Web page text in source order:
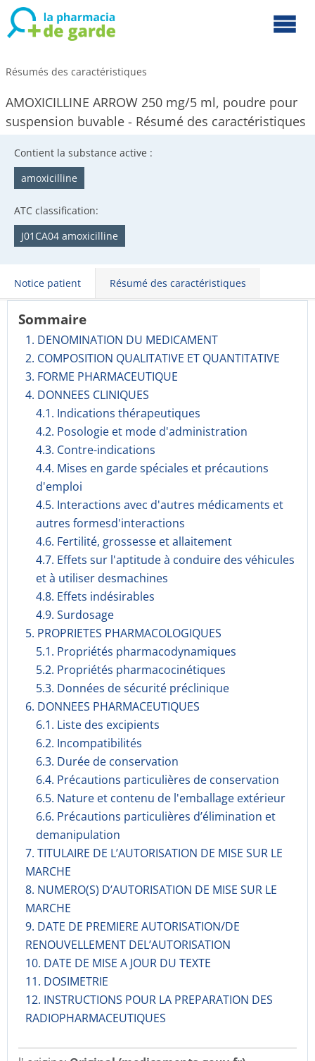
Résumés des caractéristiques
AMOXICILLINE ARROW 250 mg/5 ml, poudre pour
suspension buvable - Résumé des caractéristiques
Contient la substance active :
amoxicilline
ATC classification:
J01CA04 amoxicilline
Notice patient Résumé des caractéristiques
Sommaire
1. DENOMINATION DU MEDICAMENT
2. COMPOSITION QUALITATIVE ET QUANTITATIVE
3. FORME PHARMACEUTIQUE
4. DONNEES CLINIQUES
4.1. Indications thérapeutiques
4.2. Posologie et mode d'administration
4.3. Contre-indications
4.4. Mises en garde spéciales et précautions
d'emploi
4.5. Interactions avec d'autres médicaments et
autres formesd'interactions
4.6. Fertilité, grossesse et allaitement
4.7. Effets sur l'aptitude à conduire des véhicules
et à utiliser desmachines
4.8. Effets indésirables
4.9. Surdosage
5. PROPRIETES PHARMACOLOGIQUES
5.1. Propriétés pharmacodynami­ques
5.2. Propriétés pharmacocinéti­ques
5.3. Données de sécurité préclinique
6. DONNEES PHARMACEUTIQUES
6.1. Liste des excipients
6.2. Incompati­bilités
6.3. Durée de conservation
6.4. Précautions particulières de conservation
6.5. Nature et contenu de l'emballage extérieur
6.6. Précautions particulières d’élimination et
demanipulation
7. TITULAIRE DE L’AUTORISATION DE MISE SUR LE
MARCHE
8. NUMERO(S) D’AUTORISATION DE MISE SUR LE
MARCHE
9. DATE DE PREMIERE AUTORISATION/DE
RENOUVELLEMENT DEL’AUTORISATION
10. DATE DE MISE A JOUR DU TEXTE
11. DOSIMETRIE
12. INSTRUCTIONS POUR LA PREPARATION DES
RADIOPHARMACE­UTIQUES